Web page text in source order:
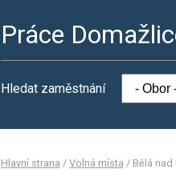
Práce
Hledat zaměstnání
Hlavní strana / Volná místa / Bělá